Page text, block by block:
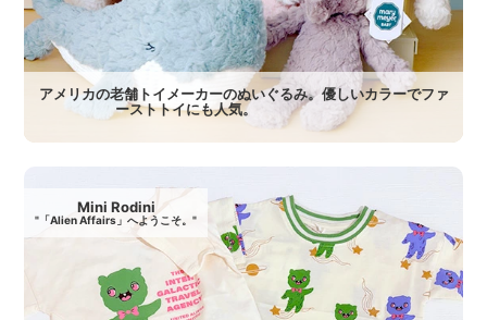
アメリカの老舗トイメーカーのぬいぐるみ。優しいカラーでファ
ーストトイにも人気。
Mini Rodini
"「Alien Affairs」へようこそ。"